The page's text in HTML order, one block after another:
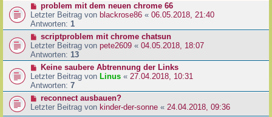
problem mit dem neuen chrome 66
Letzter Beitrag von blackrose86 « 06.05.2018, 21:40
Antworten: 1
scriptproblem mit chrome chatsun
Letzter Beitrag von pete2609 « 04.05.2018, 18:07
Antworten: 13
Keine saubere Abtrennung der Links
Letzter Beitrag von Linus « 27.04.2018, 10:31
Antworten: 7
reconnect ausbauen?
Letzter Beitrag von kinder-der-sonne « 24.04.2018, 09:36